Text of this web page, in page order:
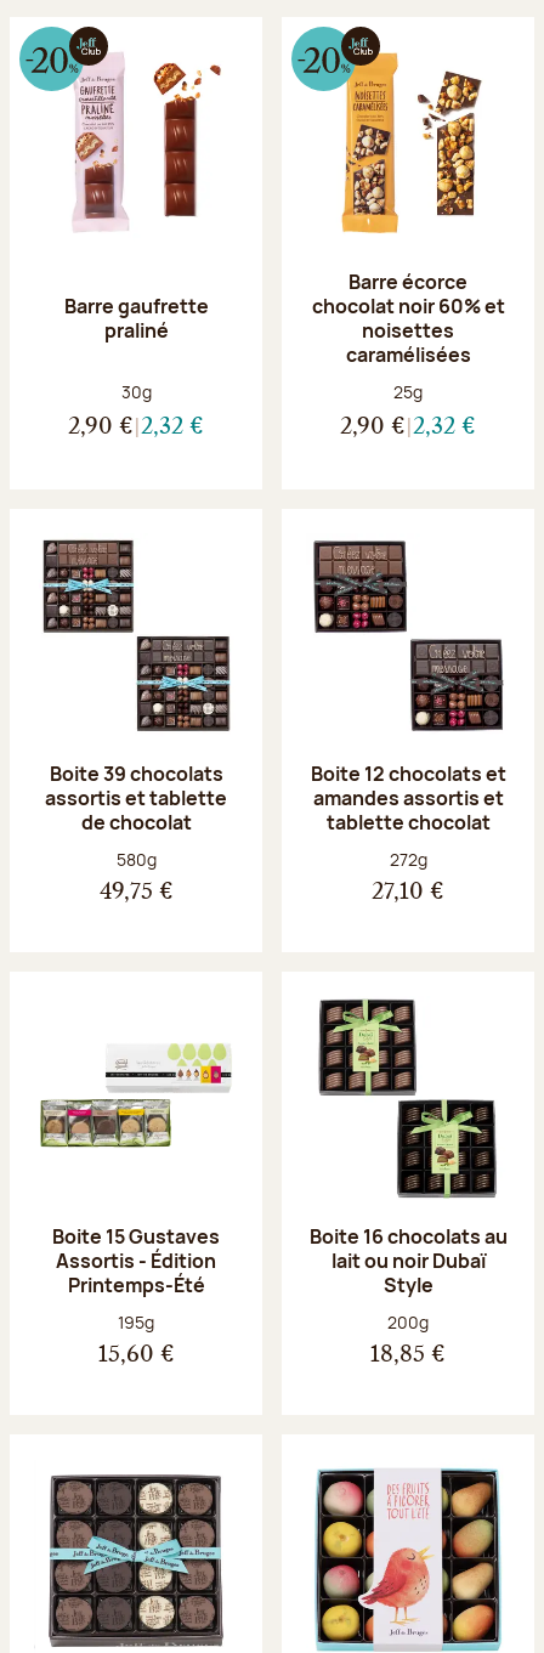
Barre gaufrette
praliné
Poids net :
30g
2,90 € 2,32 €
Barre écorce
chocolat noir 60% et
noisettes
caramélisées
Poids net :
25g
2,90 € 2,32 €
Boite 39 chocolats
assortis et tablette
de chocolat
Poids net :
580g
49,75 €
Boite 12 chocolats et
amandes assortis et
tablette chocolat
Poids net :
272g
27,10 €
Boite 15 Gustaves
Assortis - Édition
Printemps-Été
Poids net :
195g
15,60 €
Boite 16 chocolats au
lait ou noir Dubaï
Style
Poids net :
200g
18,85 €